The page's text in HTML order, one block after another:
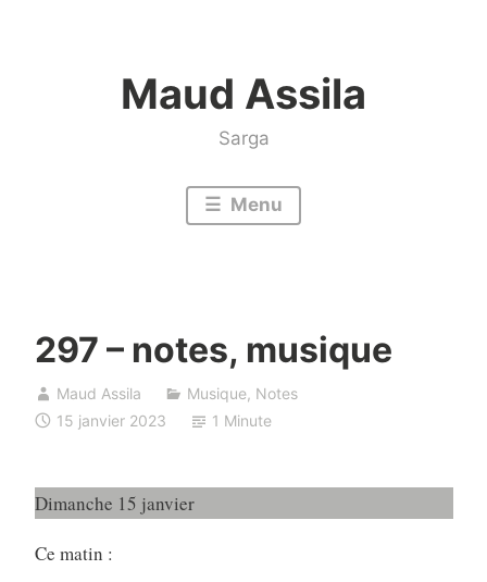
Maud Assila
Sarga
Menu
297 – notes, musique
Maud Assila Musique, Notes
15 janvier 2023
1 Minute
Dimanche 15 janvier
Ce matin :